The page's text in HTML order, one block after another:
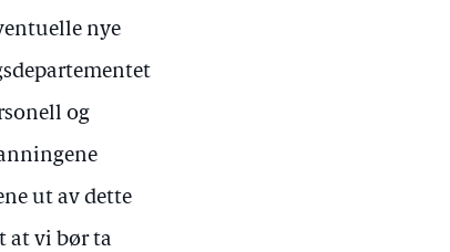
nye
og
ut av dette
at vi bør ta